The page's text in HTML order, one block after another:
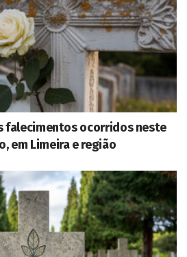
falecimentos ocorridos neste
em Limeira e região